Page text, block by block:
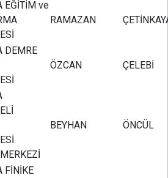
EĞİTİM ve
RAMAZAN
DEMRE
ÖZCAN ÇELEBİ
BEYHAN ÖNCÜL
FİNİKE